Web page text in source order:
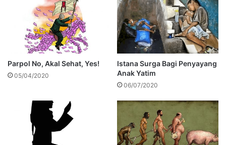
Parpol No, Akal Sehat, Yes!
05/04/2020
Istana Surga Bagi Penyayang
Anak Yatim
06/07/2020